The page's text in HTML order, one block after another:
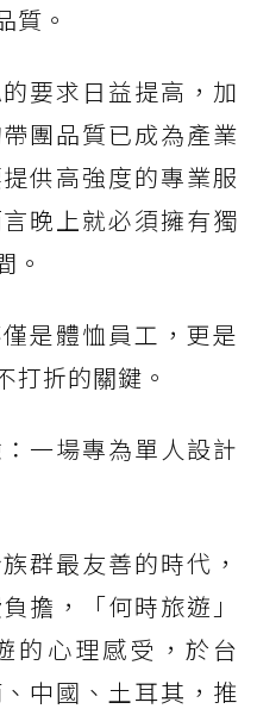
質。
要求日益提高，加
團品質已成為產業
供高強度的專業服
晚上就必須擁有獨
。
是體恤員工，更是
打折的關鍵。
一場專為單人設計
群最友善的時代，
擔，「何時旅遊」
的心理感受，於台
中國、土耳其，推